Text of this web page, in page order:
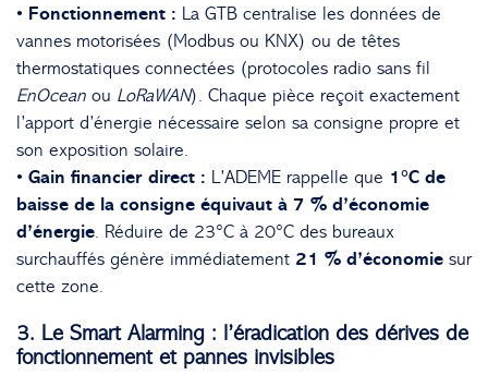
• Fonctionnement : La GTB centralise les données de
vannes motorisées (Modbus ou KNX) ou de têtes
thermostatiques connectées (protocoles radio sans fil
EnOcean ou LoRaWAN). Chaque pièce reçoit exactement
l’apport d’énergie nécessaire selon sa consigne propre et
son exposition solaire.
• Gain financier direct : L’ADEME rappelle que 1°C de
baisse de la consigne équivaut à 7 % d’économie
d’énergie. Réduire de 23°C à 20°C des bureaux
surchauffés génère immédiatement 21 % d’économie sur
cette zone.
3. Le Smart Alarming : l’éradication des dérives de
fonctionnement et pannes invisibles